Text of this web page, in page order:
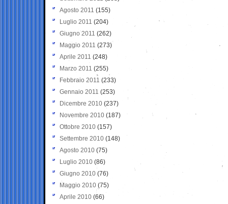
Agosto 2011 (155)
Luglio 2011 (204)
Giugno 2011 (262)
Maggio 2011 (273)
Aprile 2011 (248)
Marzo 2011 (255)
Febbraio 2011 (233)
Gennaio 2011 (253)
Dicembre 2010 (237)
Novembre 2010 (187)
Ottobre 2010 (157)
Settembre 2010 (148)
Agosto 2010 (75)
Luglio 2010 (86)
Giugno 2010 (76)
Maggio 2010 (75)
Aprile 2010 (66)